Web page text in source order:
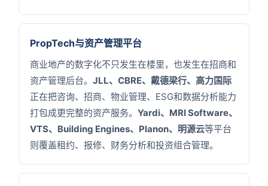
PropTech与资产管理平台
商业地产的数字化不只发生在楼里，也发生在招商和
资产管理后台。 JLL、CBRE、戴德梁行、高力国际
正在把咨询、招商、物业管理、ESG和数据分析能力
打包成更完整的资产服务。 Yardi、MRI Software、
VTS、Building Engines、Planon、明源云等平台
则覆盖租约、报修、财务分析和投资组合管理。